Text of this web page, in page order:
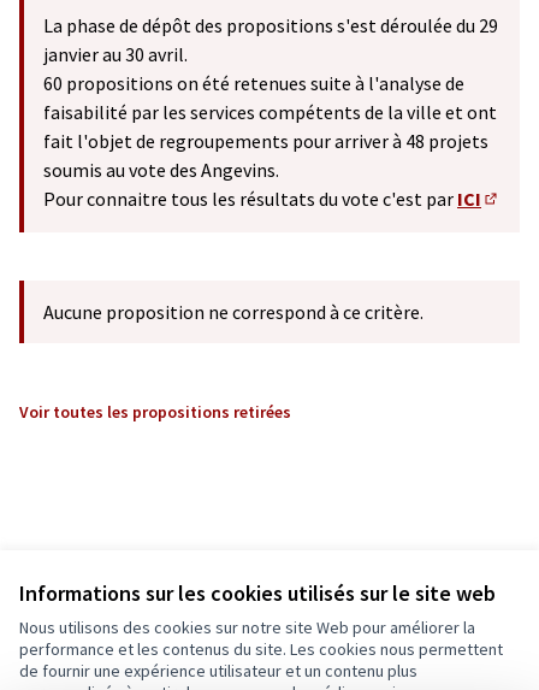
Informations sur les cookies utilisés sur le site web
Nous utilisons des cookies sur notre site Web pour améliorer la
performance et les contenus du site. Les cookies nous permettent
de fournir une expérience utilisateur et un contenu plus
La phase de dépôt des propositions s'est déroulée du 29
janvier au 30 avril.
60 propositions on été retenues suite à l'analyse de
faisabilité par les services compétents de la ville et ont
fait l'objet de regroupements pour arriver à 48 projets
soumis au vote des Angevins.
Pour connaitre tous les résultats du vote c'est par ICI
Aucune proposition ne correspond à ce critère.
Voir toutes les propositions retirées